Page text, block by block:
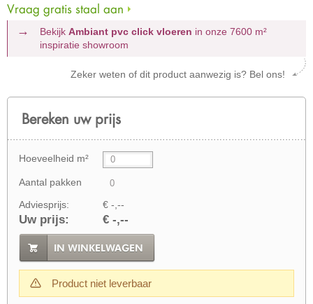
Vraag gratis staal aan
Bekijk Ambiant pvc click vloeren in onze 7600 m²
inspiratie showroom
Zeker weten of dit product aanwezig is? Bel ons!
Bereken uw prijs
Hoeveelheid m²
Aantal pakken
Adviesprijs: € -,--
Uw prijs: € -,--
IN WINKELWAGEN
Product niet leverbaar